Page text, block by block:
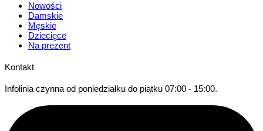
Nowości
Damskie
Męskie
Dziecięce
Na prezent
Kontakt
Infolinia czynna od poniedziałku do piątku 07:00 - 15:00.